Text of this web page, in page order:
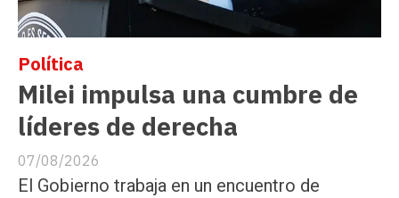
Milei impulsa una cumbre de
líderes de derecha
Política
07/08/2026
El Gobierno trabaja en un encuentro de